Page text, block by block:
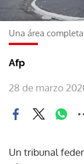
Una área
Afp
28 de marzo
Un tribunal